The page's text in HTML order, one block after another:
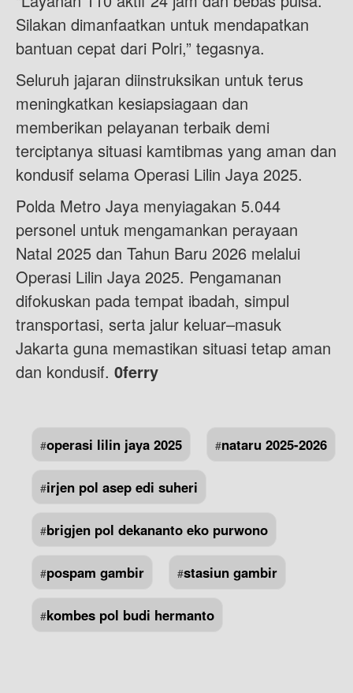
Silakan dimanfaatkan untuk mendapatkan
bantuan cepat dari Polri,” tegasnya.
Seluruh jajaran diinstruksikan untuk terus
meningkatkan kesiapsiagaan dan
memberikan pelayanan terbaik demi
terciptanya situasi kamtibmas yang aman dan
kondusif selama Operasi Lilin Jaya 2025.
Polda Metro Jaya menyiagakan 5.044
personel untuk mengamankan perayaan
Natal 2025 dan Tahun Baru 2026 melalui
Operasi Lilin Jaya 2025. Pengamanan
difokuskan pada tempat ibadah, simpul
transportasi, serta jalur keluar–masuk
Jakarta guna memastikan situasi tetap aman
dan kondusif. 0ferry
#operasi lilin jaya 2025 #nataru 2025-2026
#irjen pol asep edi suheri
#brigjen pol dekananto eko purwono
#pospam gambir #stasiun gambir
#kombes pol budi hermanto